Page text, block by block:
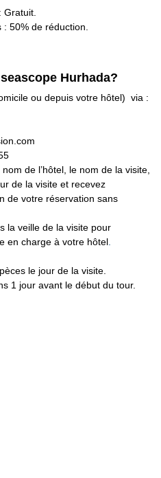
Gratuit.
50% de réduction.
Hurhada?
ou depuis votre hôtel) via :
de l’hôtel, le nom de la visite,
de la visite et recevez
de votre réservation sans
la veille de la visite pour
en charge à votre hôtel
le jour de la visite.
1 jour avant le début du tour.